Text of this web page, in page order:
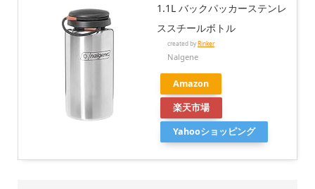
1.1L バックパッカーステンレ
ススチールボトル
created byRinker
Nalgene
Amazon
楽天市場
Yahooショッピング